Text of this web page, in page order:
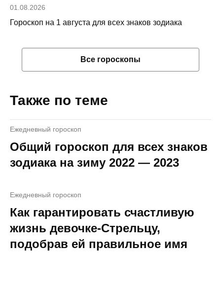
01.08.2026
Гороскоп на 1 августа для всех знаков зодиака
Все гороскопы
Также по теме
Ежедневный гороскоп
Общий гороскоп для всех знаков
зодиака на зиму 2022 — 2023
Ежедневный гороскоп
Как гарантировать счастливую
жизнь девочке-Стрельцу,
подобрав ей правильное имя